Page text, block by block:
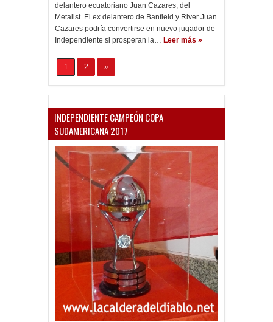
delantero ecuatoriano Juan Cazares, del
Metalist. El ex delantero de Banfield y River Juan
Cazares podría convertirse en nuevo jugador de
Independiente si prosperan la… Leer más »
1 2 »
INDEPENDIENTE CAMPEÓN COPA
SUDAMERICANA 2017